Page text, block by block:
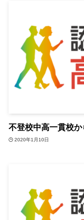
不登校中高一貫校
2020年1月10日